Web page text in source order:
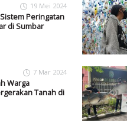
19 Mei 2024
Peringatan
di Sumbar
7 Mar 2024
Warga
Tanah di